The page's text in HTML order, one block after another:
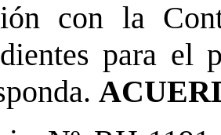
con la
para el